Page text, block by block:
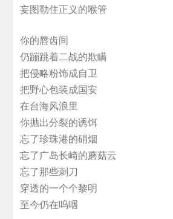
妄图勒住正义的喉管
你的唇齿间
仍蹦跳着二战的欺瞒
把侵略粉饰成自卫
把野心包装成国安
在台海风浪里
你抛出分裂的诱饵
忘了珍珠港的硝烟
忘了广岛长崎的蘑菇云
忘了那些刺刀
穿透的一个个黎明
至今仍在呜咽